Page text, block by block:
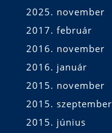
2025. november
2017. február
2016. november
2016. január
2015. november
2015. szeptember
2015. június